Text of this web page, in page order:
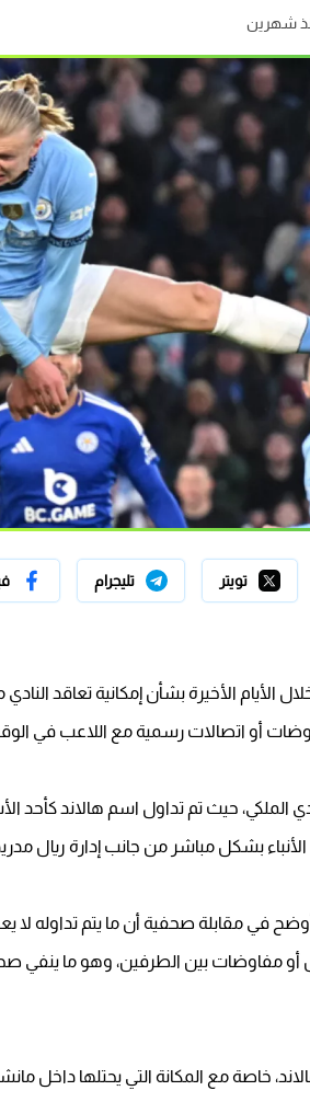
شهرين
تويتر تليجرام
الأيام الأخيرة بشأن إمكانية تعاقد النادي
أو اتصالات رسمية مع اللاعب في
الملكي، حيث تم تداول اسم هالاند كأحد
بشكل مباشر من جانب إدارة ريال
في مقابلة صحفية أن ما يتم تداوله لا
أو مفاوضات بين الطرفين، وهو ما ينفي
خاصة مع المكانة التي يحتلها داخل